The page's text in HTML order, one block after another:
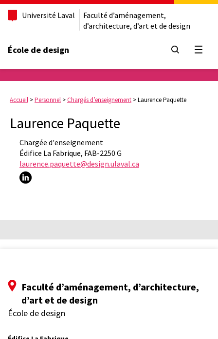
Université Laval
Faculté d’aménagement,
d’architecture, d’art et de design
École de design
Accueil >Personnel >Chargés d’enseignement >Laurence Paquette
Laurence Paquette
Chargée d'enseignement
Édifice La Fabrique, FAB-2250 G
laurence.paquette@design.ulaval.ca
Faculté d’aménagement, d’architecture,
d’art et de design
École de design